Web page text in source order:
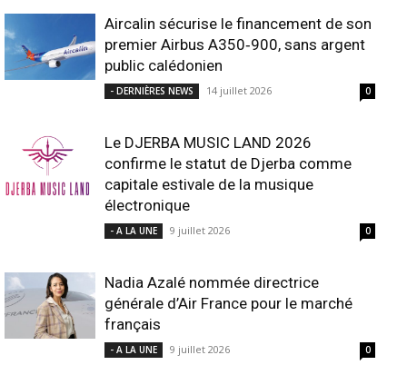
Aircalin sécurise le financement de son
premier Airbus A350‑900, sans argent
public calédonien
- DERNIÈRES NEWS 14 juillet 2026 0
Le DJERBA MUSIC LAND 2026
confirme le statut de Djerba comme
capitale estivale de la musique
électronique
- A LA UNE 9 juillet 2026 0
Nadia Azalé nommée directrice
générale d’Air France pour le marché
français
- A LA UNE 9 juillet 2026 0